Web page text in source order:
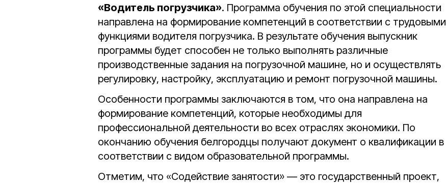
«Водитель погрузчика». Программа обучения по этой специальности
направлена на формирование компетенций в соответствии с трудовыми
функциями водителя погрузчика. В результате обучения выпускник
программы будет способен не только выполнять различные
производственные задания на погрузочной машине, но и осуществлять
регулировку, настройку, эксплуатацию и ремонт погрузочной машины.
Особенности программы заключаются в том, что она направлена на
формирование компетенций, которые необходимы для
профессиональной деятельности во всех отраслях экономики. По
окончанию обучения белгородцы получают документ о квалификации в
соответствии с видом образовательной программы.
Отметим, что «Содействие занятости» — это государственный проект,